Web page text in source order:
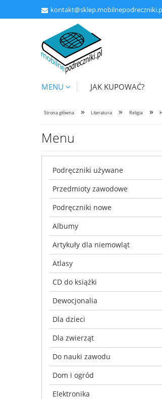
MENU JAK KUPOWAĆ?
Strona główna » Literatura » Religia »
Menu
Podręczniki używane
Przedmioty zawodowe
Podręczniki nowe
Albumy
Artykuły dla niemowląt
Atlasy
CD do książki
Dewocjonalia
Dla dzieci
Dla zwierząt
Do nauki zawodu
Dom i ogród
Elektronika